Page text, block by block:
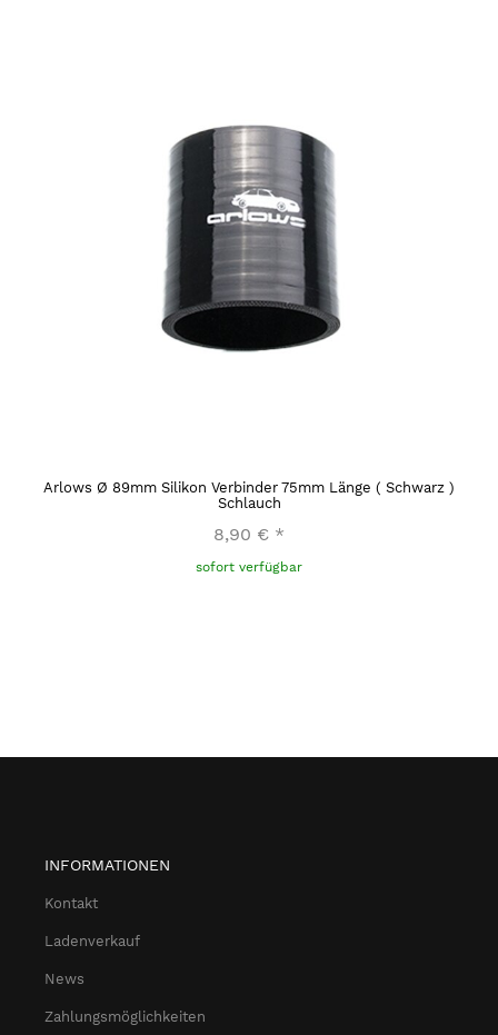
Arlows Ø 89mm Silikon Verbinder 75mm Länge ( Schwarz )
Schlauch
8,90 € *
sofort verfügbar
INFORMATIONEN
Kontakt
Ladenverkauf
News
Zahlungsmöglichkeiten